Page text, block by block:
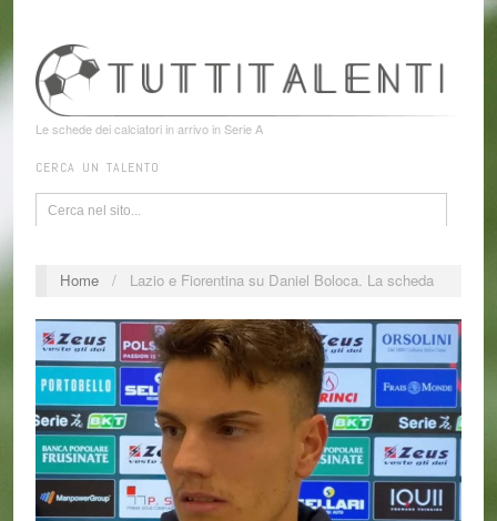
Le schede dei calciatori in arrivo in Serie A
CERCA UN TALENTO
Home / Lazio e Fiorentina su Daniel Boloca. La scheda